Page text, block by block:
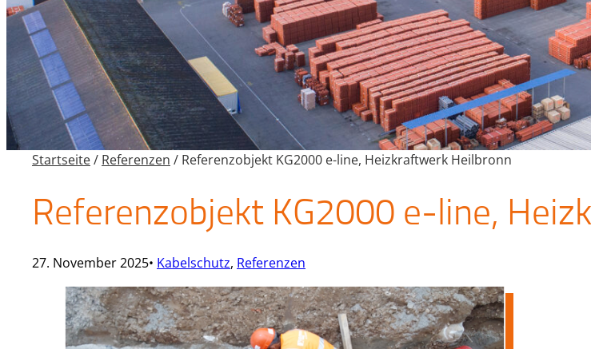
Startseite/ Referenzen / Referenzobjekt KG2000 e-line, Heizkraftwerk Heilbronn
Referenzobjekt KG2000 e-line,
27. November 2025• Kabelschutz, Referenzen